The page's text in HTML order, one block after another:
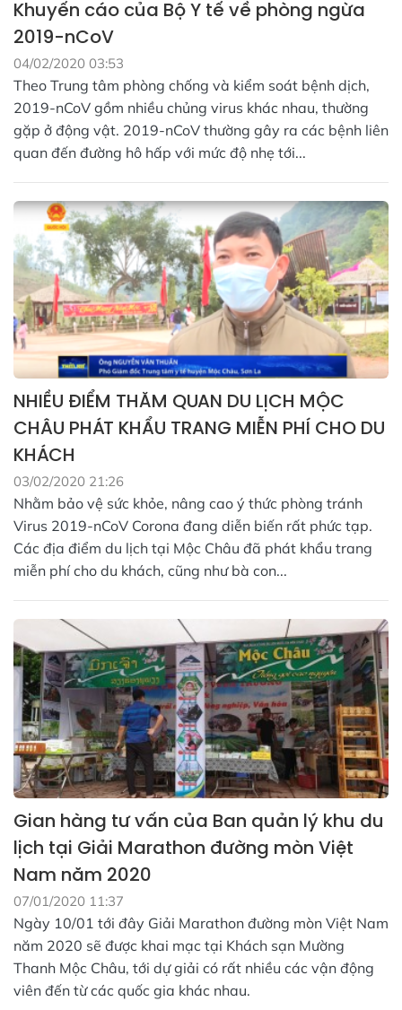
Khuyến cáo của Bộ Y tế về phòng ngừa
2019-nCoV
04/02/2020 03:53
Theo Trung tâm phòng chống và kiểm soát bệnh dịch,
2019-nCoV gồm nhiều chủng virus khác nhau, thường
gặp ở động vật. 2019-nCoV thường gây ra các bệnh liên
quan đến đường hô hấp với mức độ nhẹ tới...
NHIỀU ĐIỂM THĂM QUAN DU LỊCH MỘC
CHÂU PHÁT KHẨU TRANG MIỄN PHÍ CHO DU
KHÁCH
03/02/2020 21:26
Nhằm bảo vệ sức khỏe, nâng cao ý thức phòng tránh
Virus 2019-nCoV Corona đang diễn biến rất phức tạp.
Các địa điểm du lịch tại Mộc Châu đã phát khẩu trang
miễn phí cho du khách, cũng như bà con...
Gian hàng tư vấn của Ban quản lý khu du
lịch tại Giải Marathon đường mòn Việt
Nam năm 2020
07/01/2020 11:37
Ngày 10/01 tới đây Giải Marathon đường mòn Việt Nam
năm 2020 sẽ được khai mạc tại Khách sạn Mường
Thanh Mộc Châu, tới dự giải có rất nhiều các vận động
viên đến từ các quốc gia khác nhau.